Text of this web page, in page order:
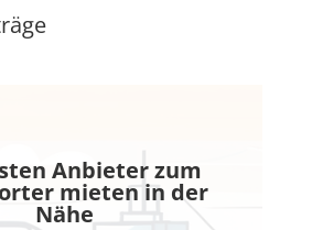
Anbieter zum
mieten in der
Nähe